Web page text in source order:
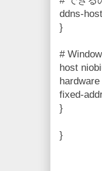
ddns-
}
#
host
fixed-
}
}